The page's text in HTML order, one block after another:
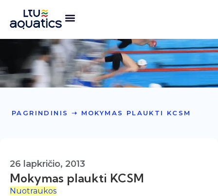
PAGRINDINIS ➝ MOKYMAS PLAUKTI KCSM
26 lapkričio, 2013
Mokymas plaukti KCSM
Nuotraukos